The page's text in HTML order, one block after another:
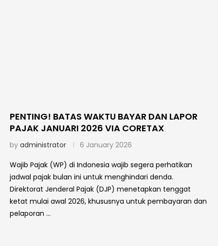
PENTING! BATAS WAKTU BAYAR DAN LAPOR
PAJAK JANUARI 2026 VIA CORETAX
by administrator 6 January 2026
Wajib Pajak (WP) di Indonesia wajib segera perhatikan
jadwal pajak bulan ini untuk menghindari denda.
Direktorat Jenderal Pajak (DJP) menetapkan tenggat
ketat mulai awal 2026, khususnya untuk pembayaran dan
pelaporan …